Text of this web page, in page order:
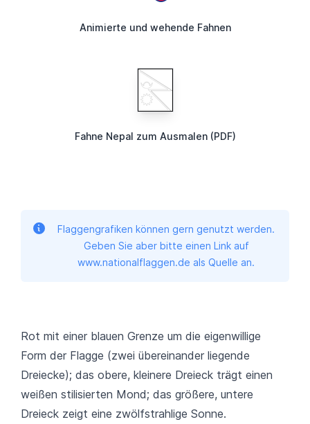
Animierte und wehende Fahnen
Fahne Nepal zum Ausmalen (PDF)
Flaggengrafiken können gern genutzt werden.
Geben Sie aber bitte einen Link auf
www.nationalflaggen.de als Quelle an.
Rot mit einer blauen Grenze um die eigenwillige
Form der Flagge (zwei übereinander liegende
Dreiecke); das obere, kleinere Dreieck trägt einen
weißen stilisierten Mond; das größere, untere
Dreieck zeigt eine zwölfstrahlige Sonne.